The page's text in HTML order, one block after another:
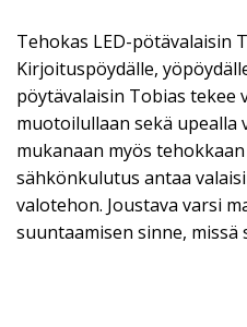
Tehokas LED-pötävalaisin
Kirjoituspöydälle,
pöytävalaisin Tobias tekee
muotoilullaan sekä upealla
mukanaan myös
sähkönkulutus antaa
valotehon. Joustava varsi
suuntaamisen sinne, missä